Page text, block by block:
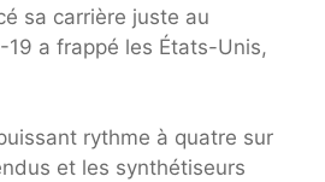
sa carrière juste au
19 a frappé les États-Unis,
rythme à quatre sur
et les synthétiseurs